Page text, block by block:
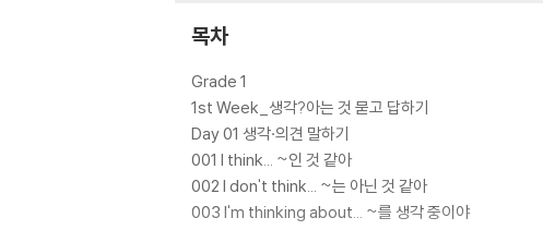
목차
Grade 1
1st Week_생각?아는 것 묻고 답하기
Day 01 생각·의견 말하기
001 I think... ~인 것 같아
002 I don't think... ~는 아닌 것 같아
003 I'm thinking about... ~를 생각 중이야